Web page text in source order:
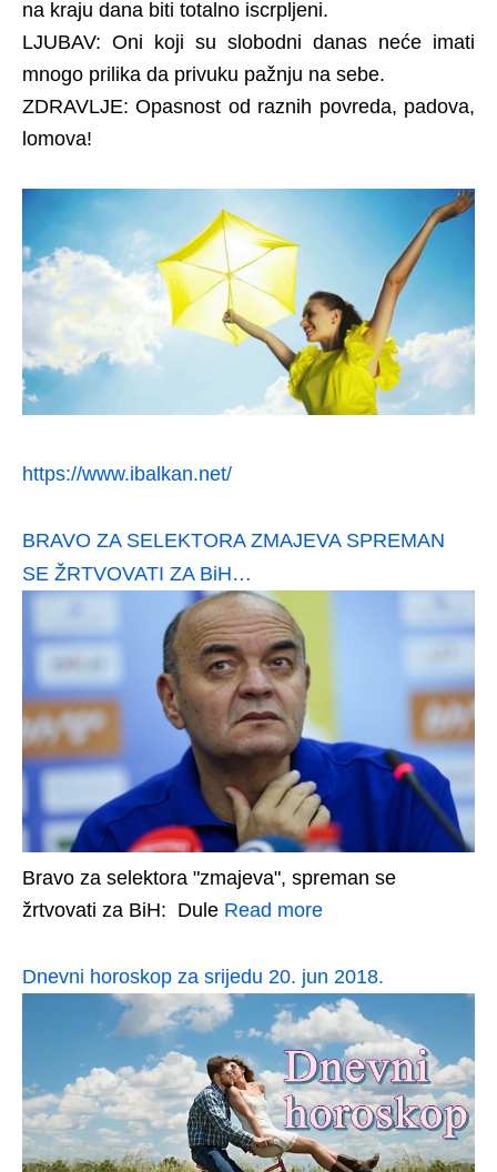
na kraju dana biti totalno iscrpljeni.
LJUBAV: Oni koji su slobodni danas neće imati
mnogo prilika da privuku pažnju na sebe.
ZDRAVLJE: Opasnost od raznih povreda, padova,
lomova!
https://www.ibalkan.net/
BRAVO ZA SELEKTORA ZMAJEVA SPREMAN
SE ŽRTVOVATI ZA BiH…
Bravo za selektora "zmajeva", spreman se
žrtvovati za BiH: Dule Read more
Dnevni horoskop za srijedu 20. jun 2018.